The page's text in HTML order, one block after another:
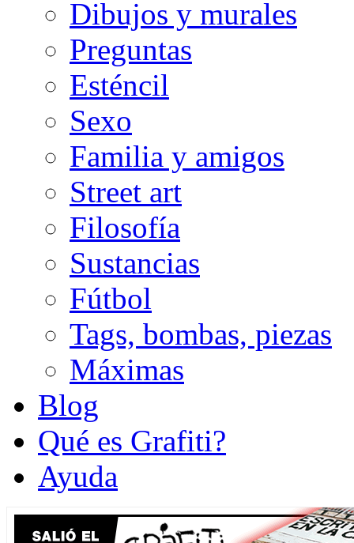
Dibujos y murales
Preguntas
Esténcil
Sexo
Familia y amigos
Street art
Filosofía
Sustancias
Fútbol
Tags, bombas, piezas
Máximas
Blog
Qué es Grafiti?
Ayuda